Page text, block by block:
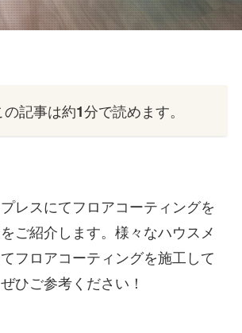
の記事は約1分で読めます。
レスにてフロアコーティングを
ご紹介します。様々なハウスメ
フロアコーティングを施工して
ひご参考ください！